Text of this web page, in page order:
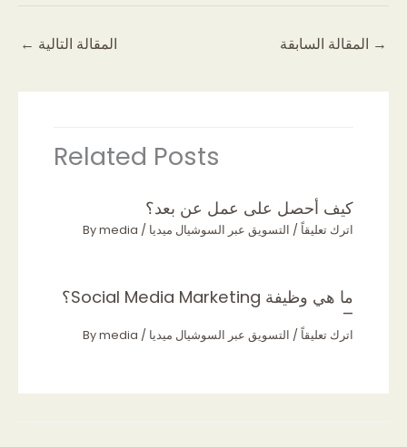
→ المقالة السابقة المقالة التالية ←
Related Posts
كيف أحصل على عمل عن بعد؟
اترك تعليقاً / التسويق عبر السوشيال ميديا / By
media
ما هي وظيفة Social Media Marketing؟
–
اترك تعليقاً / التسويق عبر السوشيال ميديا / By
media